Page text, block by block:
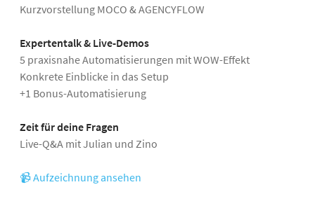
Kurzvorstellung MOCO & AGENCYFLOW
Expertentalk & Live-Demos
5 praxisnahe Automatisierungen mit WOW-Effekt
Konkrete Einblicke in das Setup
+1 Bonus-Automatisierung
Zeit für deine Fragen
Live-Q&A mit Julian und Zino
📹 Aufzeichnung ansehen